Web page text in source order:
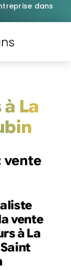
dans
La
vente
vente
à La